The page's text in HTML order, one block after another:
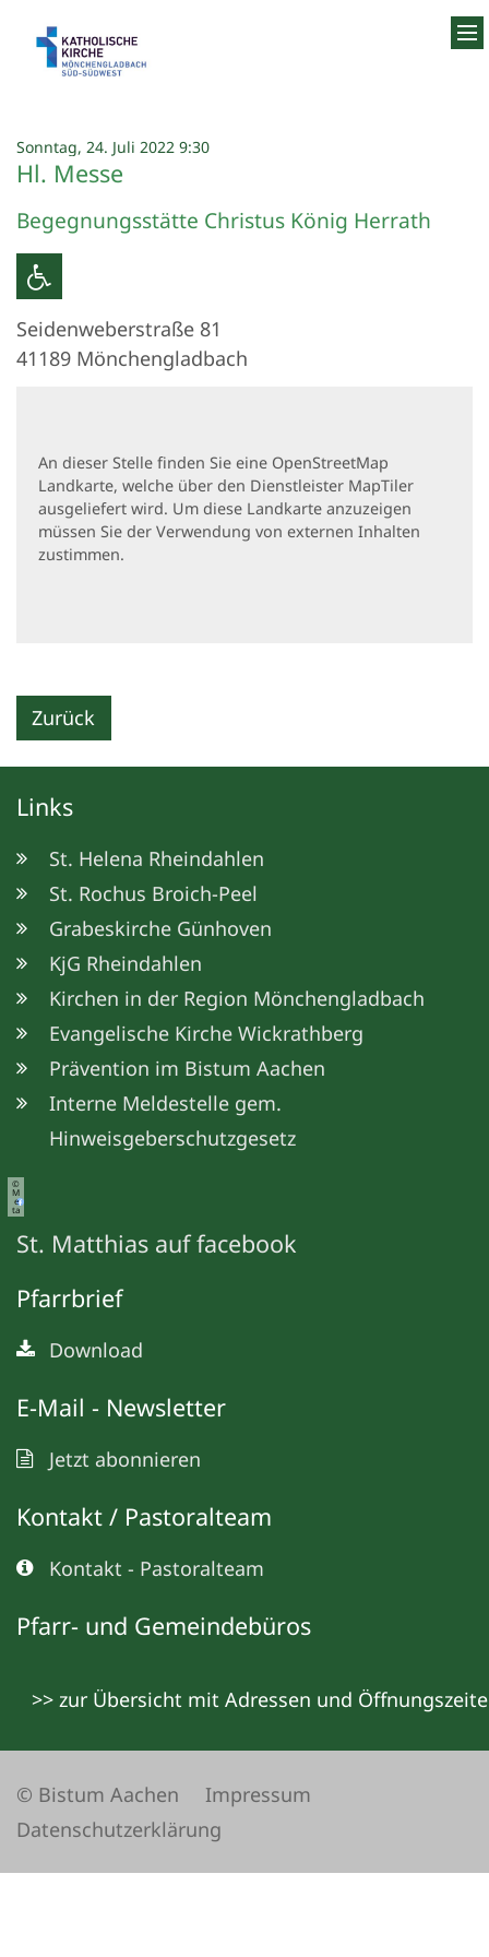
Sonntag, 24. Juli 2022 9:30:
Hl. Messe
Begegnungsstätte Christus König Herrath
Seidenweberstraße 81
41189 Mönchengladbach
An dieser Stelle finden Sie eine OpenStreetMap
Landkarte, welche über den Dienstleister MapTiler
ausgeliefert wird. Um diese Landkarte anzuzeigen
müssen Sie der Verwendung von externen Inhalten
zustimmen.
Zurück
Links
St. Helena Rheindahlen
St. Rochus Broich-Peel
Grabeskirche Günhoven
KjG Rheindahlen
Kirchen in der Region Mönchengladbach
Evangelische Kirche Wickrathberg
Prävention im Bistum Aachen
Interne Meldestelle gem.
Hinweisgeberschutzgesetz
©
M
e
ta
St. Matthias auf facebook
Pfarrbrief
Download
E-Mail - Newsletter
Jetzt abonnieren
Kontakt / Pastoralteam
Kontakt - Pastoralteam
Pfarr- und Gemeindebüros
>> zur Übersicht mit Adressen und
© Bistum Aachen
Impressum
Datenschutzerklärung